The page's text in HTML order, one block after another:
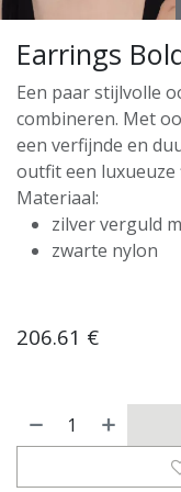
Earrings
Een paar stijlvolle
combineren. Met
een verfijnde en
outfit een
Materiaal:
zilver verguld
zwarte nylon
206.61 €